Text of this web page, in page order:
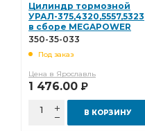
Цилиндр тормозной
УРАЛ-375,4320,5557,5323
в сборе MEGAPOWER
350-35-033
350-35-033
Под заказ
Цена в Ярославль
1 476.00 Р
В КОРЗИНУ